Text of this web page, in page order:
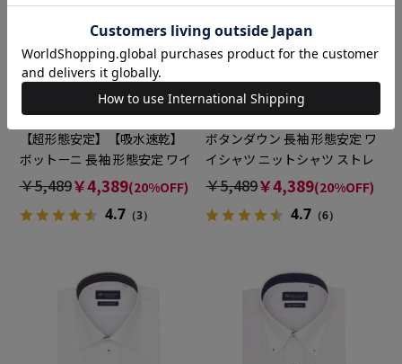
BRICK HOUSE
【超形態安定】【吸水速乾】
ボットーニ 長袖 形態安定 ワイ
シャツ
￥5,489￥4,389(20%OFF)
4.7（3）
BRICK HOUSE
ボタンダウン 長袖 形態安定 ワ
イシャツ ニットシャツ ストレ
ッチ
￥5,489￥4,389(20%OFF)
4.7 （6）